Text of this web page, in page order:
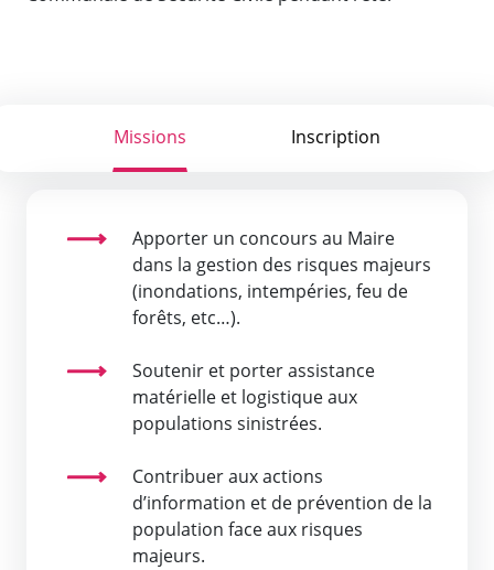
Missions Inscription
Apporter un concours au Maire
dans la gestion des risques majeurs
(inondations, intempéries, feu de
forêts, etc…).
Soutenir et porter assistance
matérielle et logistique aux
populations sinistrées.
Contribuer aux actions
d’information et de prévention de la
population face aux risques
majeurs.